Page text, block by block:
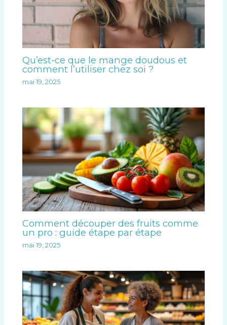
Qu’est-ce que le mange doudous et
comment l’utiliser chez soi ?
mai 19, 2025
Comment découper des fruits comme
un pro : guide étape par étape
mai 19, 2025